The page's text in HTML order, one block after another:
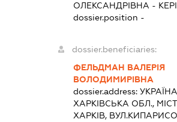
ОЛЕКСАНДРІВНА -
dossier.position -
dossier.beneficiaries:
ФЕЛЬДМАН ВАЛЕРІЯ
ВОЛОДИМИРІВНА
dossier.address:
ХАРКІВСЬКА ОБЛ.,
ХАРКІВ,